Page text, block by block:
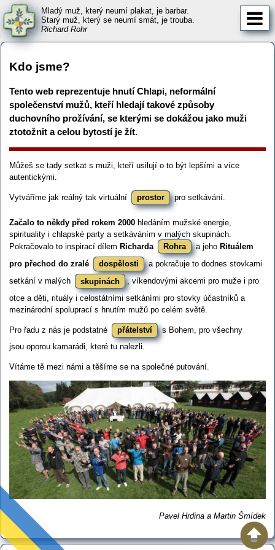
Mladý muž, který neumí plakat, je barbar.
Starý muž, který se neumí smát, je trouba.
Richard Rohr
Kdo jsme?
Tento web reprezentuje hnutí Chlapi, neformální
společenství mužů, kteří hledají takové způsoby
duchovního prožívání, se kterými se dokážou jako muži
ztotožnit a celou bytostí je žít.
Můžeš se tady setkat s muži, kteří usilují o to být lepšími a více
autentickými.
Vytváříme jak reálný tak virtuální prostor pro setkávání.
Začalo to někdy před rokem 2000 hledáním mužské energie,
spirituality i chlapské party a setkáváním v malých skupinách.
Pokračovalo to inspirací dílem Richarda Rohra a jeho Rituálem
pro přechod do zralé
dospělosti
a pokračuje to dodnes stovkami
setkání v malých
skupinách
, víkendovými akcemi pro muže i pro
otce a děti, rituály i celostátními setkáními pro stovky účastníků a
mezinárodní spoluprací s hnutím mužů po celém světě.
Pro řadu z nás je podstatné přátelství
s Bohem, pro všechny
jsou oporou kamarádi, které tu nalezli.
Vítáme tě mezi námi a těšíme se na společné putování.
Pavel Hrdina a Martin Šmídek